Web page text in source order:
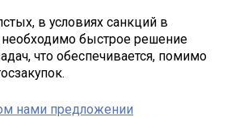
в условиях санкций в
быстрое решение
что обеспечивается, помимо
нами предложении